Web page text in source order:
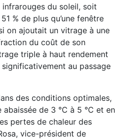
infrarouges du soleil, soit
% de plus qu’une fenêtre
on ajoutait un vitrage à une
du coût de son
triple à haut rendement
au passage
des conditions optimales,
de 3 °C à 5 °C et en
pertes de chaleur des
vice-président de